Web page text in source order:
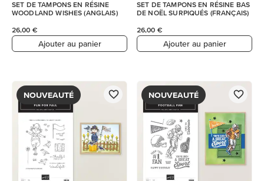
SET DE TAMPONS EN RÉSINE
WOODLAND WISHES (ANGLAIS)
26,00 €
Ajouter au panier
SET DE TAMPONS EN RÉSINE BAS
DE NOËL SURPIQUÉS (FRANÇAIS)
26,00 €
Ajouter au panier
NOUVEAUTÉ NOUVEAUTÉ